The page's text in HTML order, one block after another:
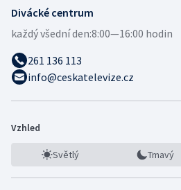
Divácké centrum
každý všední den:8:00—16:00 hodin
261 136 113
info@ceskatelevize.cz
Vzhled
Světlý Tmavý